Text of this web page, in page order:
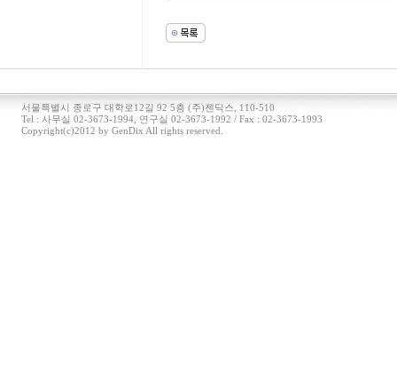
서울특별시 종로구 대학로12길 92 5층 (주)젠딕스, 110-510
Tel : 사무실 02-3673-1994, 연구실 02-3673-1992 / Fax : 02-3673-1993
Copyright(c)2012 by GenDix All rights reserved.